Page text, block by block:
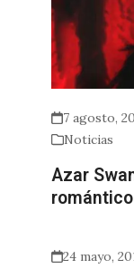
7 agosto,
Noticias
Azar
24 mayo,